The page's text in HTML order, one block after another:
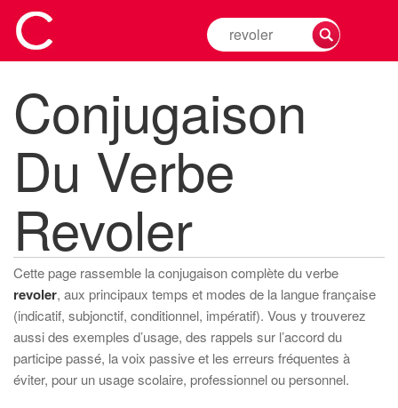
Rechercher
la
d'un
verbe
Conjugaison
Du Verbe
Revoler
Cette page rassemble la conjugaison complète du verbe
revoler, aux principaux temps et modes de la langue française
(indicatif, subjonctif, conditionnel, impératif). Vous y trouverez
aussi des exemples d’usage, des rappels sur l’accord du
participe passé, la voix passive et les erreurs fréquentes à
éviter, pour un usage scolaire, professionnel ou personnel.